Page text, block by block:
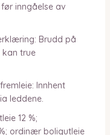
inngåelse av
Brudd på
true
Innhent
leddene.
12 %;
ordinær boligutleie